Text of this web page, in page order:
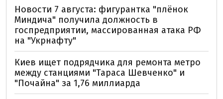
Новости 7 августа: фигурантка "плёнок
Миндича" получила должность в
госпредприятии, массированная атака РФ
на "Укрнафту"
Киев ищет подрядчика для ремонта метро
между станциями "Тараса Шевченко" и
"Почайна" за 1,76 миллиарда